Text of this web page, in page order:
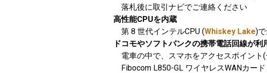
落札後に取引ナビでご連絡ください
高性能CPUを内蔵
第 8 世代インテルCPU (Whiskey Lake)
ドコモやソフトバンクの携帯電話回線が利
電車の中で、スマホをアクセスポイント
Fibocom L850-GL ワイヤレスWANカー